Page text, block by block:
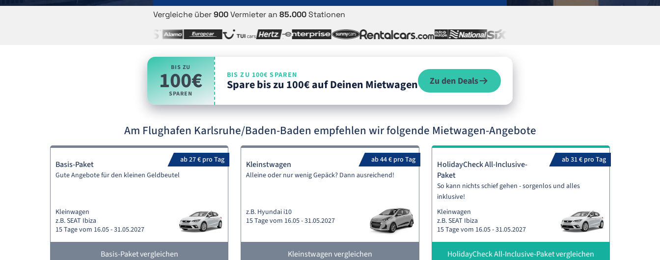
Vergleiche über900Vermieter an 85.000Stationen
BIS ZU
100€
SPAREN
BIS ZU 100€ SPAREN
Spare bis zu 100€ auf Deinen Mietwagen Zu den Deals
Am Flughafen Karlsruhe/Baden-Baden empfehlen wir folgende Mietwagen-Angebote
ab 27 € pro Tag
Basis-Paket
Gute Angebote für den kleinen Geldbeutel
Kleinwagen
z.B. SEAT Ibiza
15 Tage vom 16.05 - 31.05.2027
Basis-Paket vergleichen
ab 44 € pro Tag
Kleinstwagen
Alleine oder nur wenig Gepäck? Dann ausreichend!
z.B. Hyundai i10
15 Tage vom 16.05 - 31.05.2027
Kleinstwagen vergleichen
ab 31 € pro Tag
HolidayCheck All-Inclusive-
Paket
So kann nichts schief gehen - sorgenlos und alles
inklusive!
Kleinwagen
z.B. SEAT Ibiza
15 Tage vom 16.05 - 31.05.2027
HolidayCheck All-Inclusive-Paket vergleichen